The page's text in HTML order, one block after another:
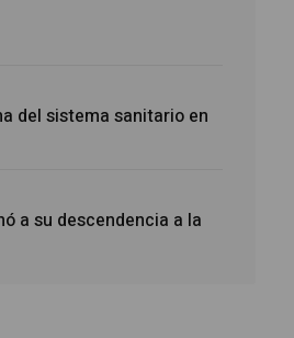
del sistema sanitario en
a su descendencia a la